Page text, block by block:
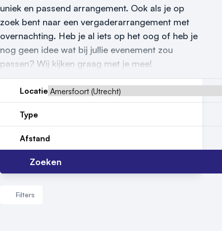
Vraag locatie aan
Locatiegids
Meld locatie aan
Nieuws
Contact
uniek en passend arrangement. Ook als je op
zoek bent naar een vergaderarrangement met
overnachting. Heb je al iets op het oog of heb je
nog geen idee wat bij jullie evenement zou
passen? Wij kijken graag met je mee!
Locatie
Type
Afstand
Zoeken
Filters